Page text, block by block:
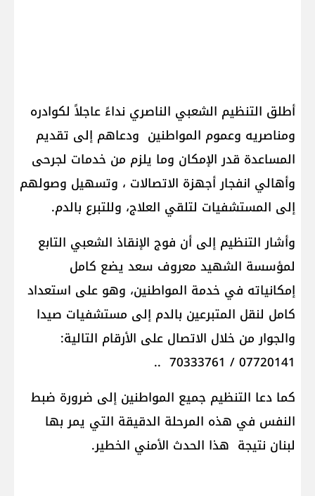
أطلق التنظيم الشعبي الناصري نداءً عاجلاً لكوادره
ومناصريه وعموم المواطنين ودعاهم إلى تقديم
المساعدة قدر الإمكان وما يلزم من خدمات لجرحى
وأهالي انفجار أجهزة الاتصالات ، وتسهيل وصولهم
إلى المستشفيات لتلقي العلاج، وللتبرع بالدم.
وأشار التنظيم إلى أن فوج الإنقاذ الشعبي التابع
لمؤسسة الشهيد معروف سعد يضع كامل
إمكانياته في خدمة المواطنين، وهو على استعداد
كامل لنقل المتبرعين بالدم إلى مستشفيات صيدا
والجوار من خلال الاتصال على الأرقام التالية:
07720141 / 70333761 ..
كما دعا التنظيم جميع المواطنين إلى ضرورة ضبط
النفس في هذه المرحلة الدقيقة التي يمر بها
لبنان نتيجة هذا الحدث الأمني الخطير.